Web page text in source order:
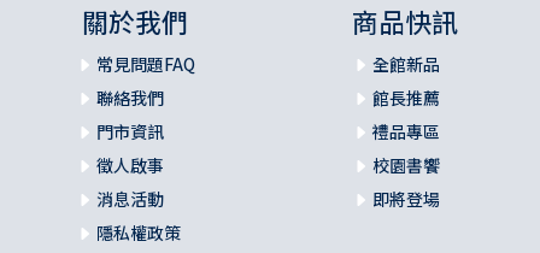
關於我們
常見問題FAQ
聯絡我們
門市資訊
徵人啟事
消息活動
隱私權政策
商品快訊
全館新品
館長推薦
禮品專區
校園書饗
即將登場